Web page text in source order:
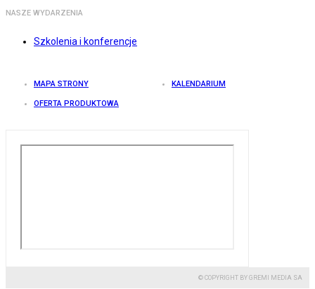
NASZE WYDARZENIA
Szkolenia i konferencje
MAPA STRONY KALENDARIUM
OFERTA PRODUKTOWA
© COPYRIGHT BY GREMI MEDIA SA